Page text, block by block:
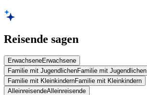
Reisende sagen
ErwachseneErwachsene
Familie mit JugendlichenFamilie mit Jugendlichen
Familie mit KleinkindernFamilie mit Kleinkindern
AlleinreisendeAlleinreisende